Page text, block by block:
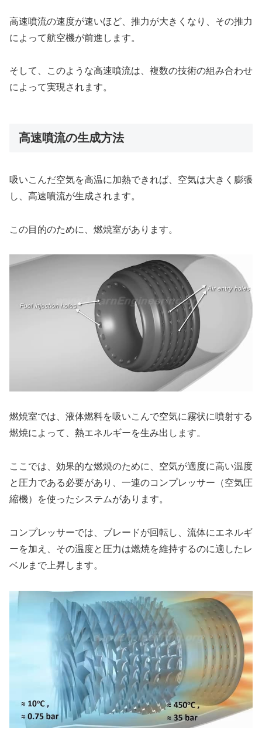
高速噴流の速度が速いほど、推力が大きくなり、その推力
によって航空機が前進します。
そして、このような高速噴流は、複数の技術の組み合わせ
によって実現されます。
高速噴流の生成方法
吸いこんだ空気を高温に加熱できれば、空気は大きく膨張
し、高速噴流が生成されます。
この目的のために、燃焼室があります。
燃焼室では、液体燃料を吸いこんで空気に霧状に噴射する
燃焼によって、熱エネルギーを生み出します。
ここでは、効果的な燃焼のために、空気が適度に高い温度
と圧力である必要があり、一連のコンプレッサー（空気圧
縮機）を使ったシステムがあります。
コンプレッサーでは、ブレードが回転し、流体にエネルギ
ーを加え、その温度と圧力は燃焼を維持するのに適したレ
ベルまで上昇します。